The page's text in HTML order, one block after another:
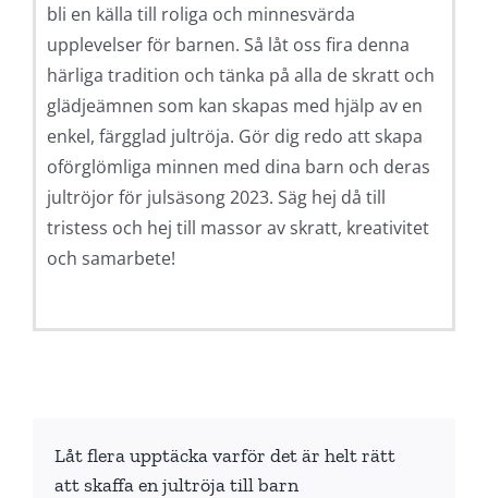
bli en källa till roliga och minnesvärda
upplevelser för barnen. Så låt oss fira denna
härliga tradition och tänka på alla de skratt och
glädjeämnen som kan skapas med hjälp av en
enkel, färgglad jultröja. Gör dig redo att skapa
oförglömliga minnen med dina barn och deras
jultröjor för julsäsong 2023. Säg hej då till
tristess och hej till massor av skratt, kreativitet
och samarbete!
Låt flera upptäcka varför det är helt rätt
att skaffa en jultröja till barn